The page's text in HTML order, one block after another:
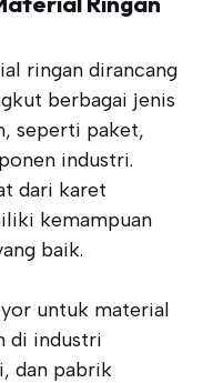
ringan dirancang
berbagai jenis
seperti paket,
industri.
dari karet
kemampuan
baik.
untuk material
di industri
dan pabrik